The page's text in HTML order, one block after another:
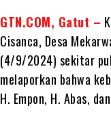
GTN.COM, Gatut –
Cisanca, Desa
(4/9/2024) sekitar
melaporkan bahwa
H. Empon, H. Abas,